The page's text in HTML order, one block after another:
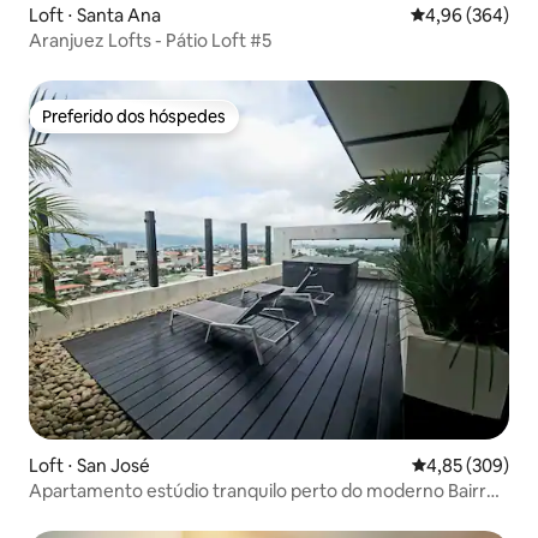
Loft ⋅ Santa Ana 4,96 de uma
4,96 (364)
Aranjuez Lofts - Pátio Loft #5
Preferido dos hóspedes
Preferido dos hóspedes
Loft ⋅ San José 4,85 de uma
4,85 (309)
Apartamento estúdio tranquilo perto do moderno Bairro